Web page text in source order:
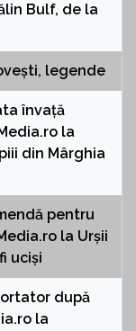
Bulf, de la
legende
învață
la
din Mârghia
pentru
la Urșii
uciși
după
la